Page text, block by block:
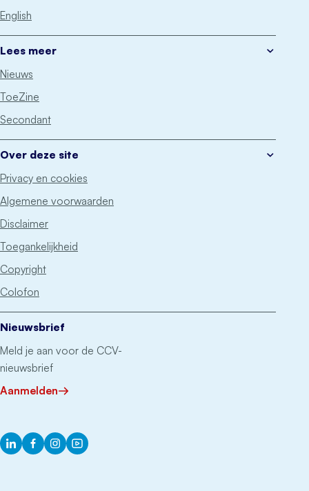
English
Lees meer
Nieuws
ToeZine
Secondant
Over deze site
Privacy en cookies
Algemene voorwaarden
Disclaimer
Toegankelijkheid
Copyright
Colofon
Nieuwsbrief
Meld je aan voor de CCV-
nieuwsbrief
Aanmelden
LinkedInFacebook
InstagramYouTube